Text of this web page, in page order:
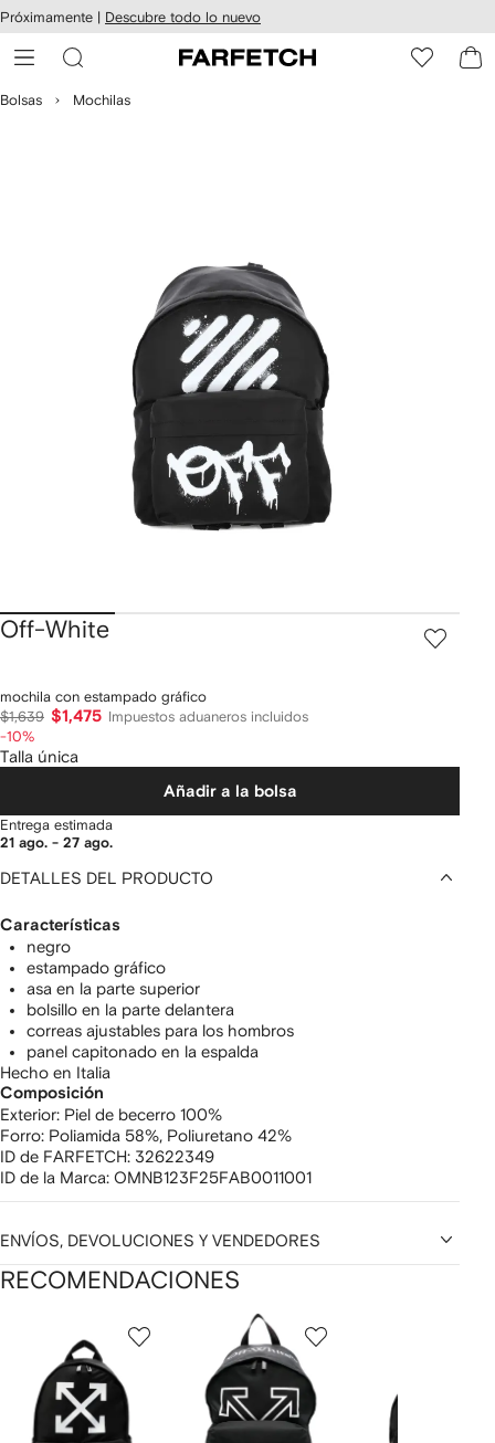
al
Próximamente | Descubre todo lo nuevo
Bolsas Mochilas
Off-White
mochila con estampado gráfico
$1,639 $1,475
Impuestos aduaneros incluidos
-10%
Talla única
Añadir a la bolsa
Entrega estimada
21 ago. - 27 ago.
DETALLES DEL PRODUCTO
Características
negro
estampado gráfico
asa en la parte superior
bolsillo en la parte delantera
correas ajustables para los hombros
panel capitonado en la espalda
Hecho en Italia
Composición
Exterior: Piel de becerro 100%
Forro: Poliamida 58%, Poliuretano 42%
ID de FARFETCH: 32622349
ID de la Marca: OMNB123F25FAB0011001
ENVÍOS, DEVOLUCIONES Y VENDEDORES
RECOMENDACIONES